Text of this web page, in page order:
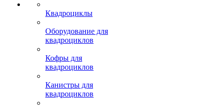
Квадроциклы
Оборудование для
квадроциклов
Кофры для
квадроциклов
Канистры для
квадроциклов